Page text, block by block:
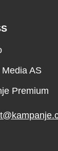
AS
Premium